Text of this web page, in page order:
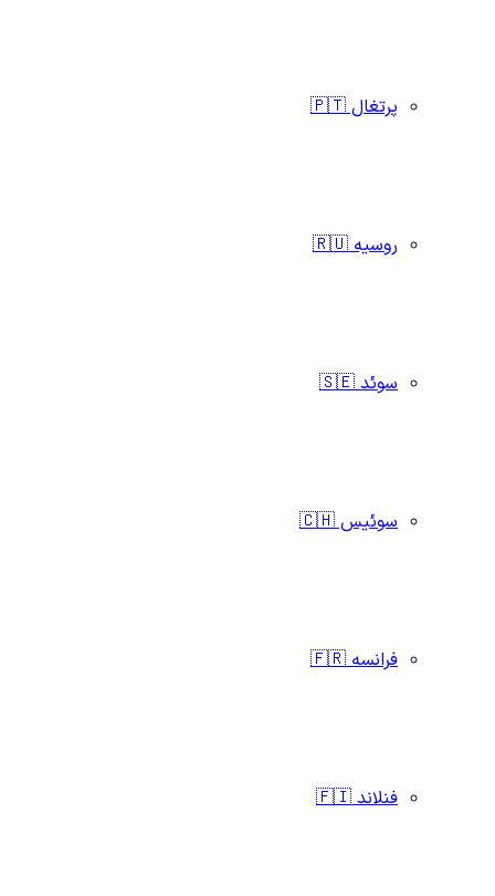
پرتغال 🇵🇹
روسیه 🇷🇺
سوئد 🇸🇪
سوئیس 🇨🇭
فرانسه 🇫🇷
فنلاند 🇫🇮